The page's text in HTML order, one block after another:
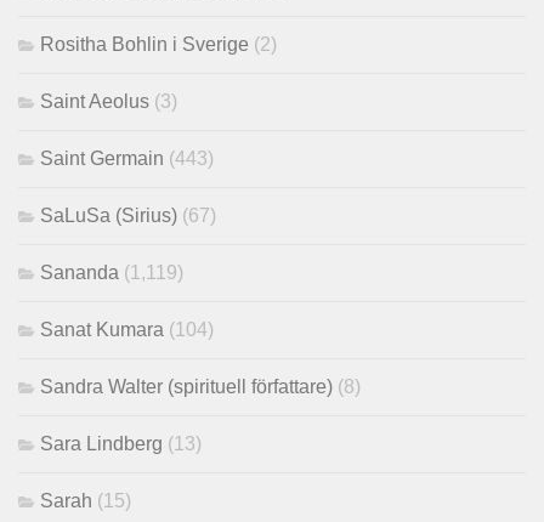
Rositha Bohlin i Sverige (2)
Saint Aeolus (3)
Saint Germain (443)
SaLuSa (Sirius) (67)
Sananda (1,119)
Sanat Kumara (104)
Sandra Walter (spirituell författare) (8)
Sara Lindberg (13)
Sarah (15)